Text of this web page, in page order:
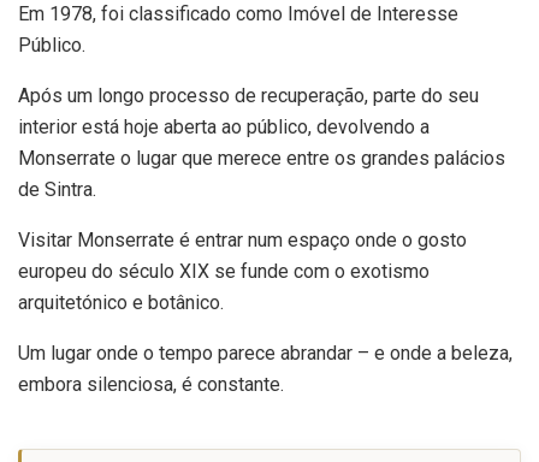
Em 1978, foi classificado como Imóvel de Interesse
Público.
Após um longo processo de recuperação, parte do seu
interior está hoje aberta ao público, devolvendo a
Monserrate o lugar que merece entre os grandes palácios
de Sintra.
Visitar Monserrate é entrar num espaço onde o gosto
europeu do século XIX se funde com o exotismo
arquitetónico e botânico.
Um lugar onde o tempo parece abrandar – e onde a beleza,
embora silenciosa, é constante.